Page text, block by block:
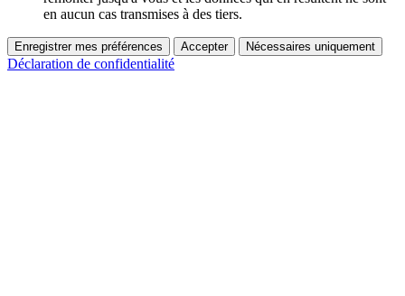
en aucun cas transmises à des tiers.
Enregistrer mes préférences Accepter Nécessaires uniquement
Déclaration de confidentialité